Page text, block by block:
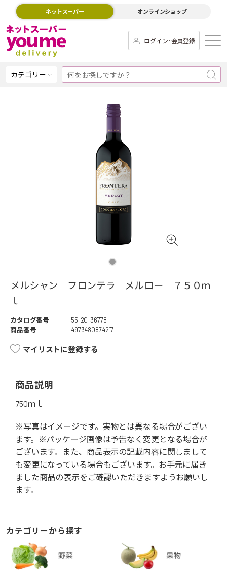
ネットスーパー オンラインショップ
ログイン･会員登録
カテゴリー
メルシャン フロンテラ メルロー ７５０ｍ
ｌ
カタログ番号
55-20-36778
商品番号
4973480874217
マイリストに登録する
商品説明
750ｍｌ
※写真はイメージです。実物とは異なる場合がござい
ます。※パッケージ画像は予告なく変更となる場合が
ございます。また、商品表示の記載内容に関しまして
も変更になっている場合もございます。お手元に届き
ました商品の表示をご確認いただきますようお願いし
ます。
カテゴリーから探す